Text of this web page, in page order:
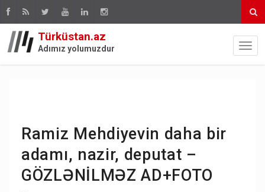
Türküstan.az
Adımız yolumuzdur
Ramiz Mehdiyevin daha bir
adamı, nazir, deputat –
GÖZLƏNİLMƏZ AD+FOTO